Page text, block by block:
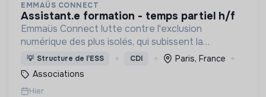
EMMAÜS CONNECT
assistant.e formation - temps partiel h/f
Emmaüs Connect lutte contre l'exclusion
numérique des plus isolés, qui subissent la
dématérialisation de la plupart des services du
quotidien.
💡 Structure de l’ESS CDI
Paris, France
Associations
Hier